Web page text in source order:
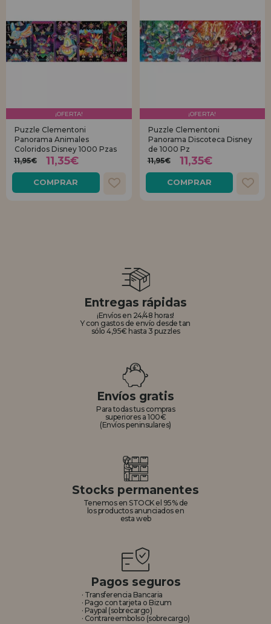
¡OFERTA!
Puzzle Clementoni
Panorama Animales
Coloridos Disney 1000 Pzas
11,95€
11,35€
COMPRAR
¡OFERTA!
Puzzle Clementoni
Panorama Discoteca Disney
de 1000 Pz
11,95€
11,35€
COMPRAR
Entregas rápidas
¡Envíos en 24/48 horas!
Y con gastos de envío desde tan
sólo 4,95€ hasta 3 puzzles
Envíos gratis
Para todas tus compras
superiores a 100€
(Envíos peninsulares)
Stocks permanentes
Tenemos en STOCK el 95% de
los productos anunciados en
esta web
Pagos seguros
· Transferencia Bancaria
· Pago con tarjeta o Bizum
· Paypal (sobrecargo)
· Contrareembolso (sobrecargo)